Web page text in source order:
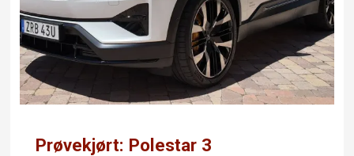
Prøvekjørt: Polestar 3